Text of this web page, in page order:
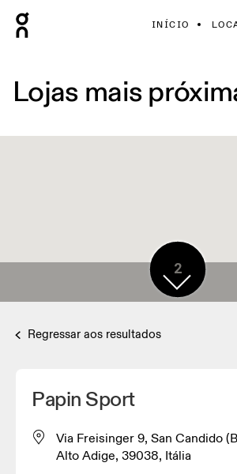
INÍCIO
Lojas mais
2
Regressar aos resultados
Papin Sport
Via Freisinger 9, San Candido
Alto Adige, 39038, Itália